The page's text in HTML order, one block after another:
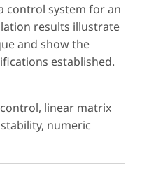
control system for an
results illustrate
and show the
established.
linear matrix
numeric